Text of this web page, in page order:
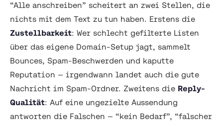
“Alle anschreiben” scheitert an zwei Stellen, die
nichts mit dem Text zu tun haben. Erstens die
Zustellbarkeit: Wer schlecht gefilterte Listen
über das eigene Domain-Setup jagt, sammelt
Bounces, Spam-Beschwerden und kaputte
Reputation — irgendwann landet auch die gute
Nachricht im Spam-Ordner. Zweitens die Reply-
Qualität: Auf eine ungezielte Aussendung
antworten die Falschen — “kein Bedarf”, “falscher